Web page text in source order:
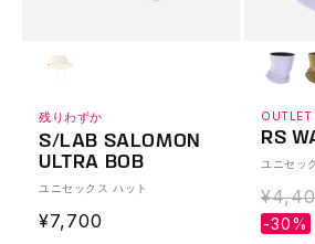
残りわずか
S/LAB SALOMON
ULTRA BOB
ユニセックス ハット
通
¥7,700
OUTLET
RS
ユニセッ
通
常
-30%